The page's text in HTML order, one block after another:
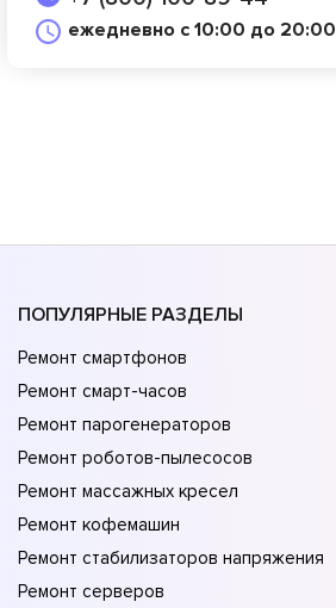
ежедневно с 10:00 до 20:00
ПОПУЛЯРНЫЕ РАЗДЕЛЫ
Ремонт смартфонов
Ремонт смарт-часов
Ремонт парогенераторов
Ремонт роботов-пылесосов
Ремонт массажных кресел
Ремонт кофемашин
Ремонт стабилизаторов напряжения
Ремонт серверов